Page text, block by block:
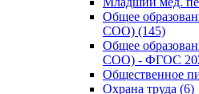
Общее
СОО) (145)
Общее
СОО) - ФГОС
Общественное
Охрана труда (6)